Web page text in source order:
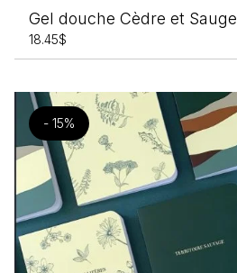
Gel douche Cèdre et Sauge
18.45$
- 15%